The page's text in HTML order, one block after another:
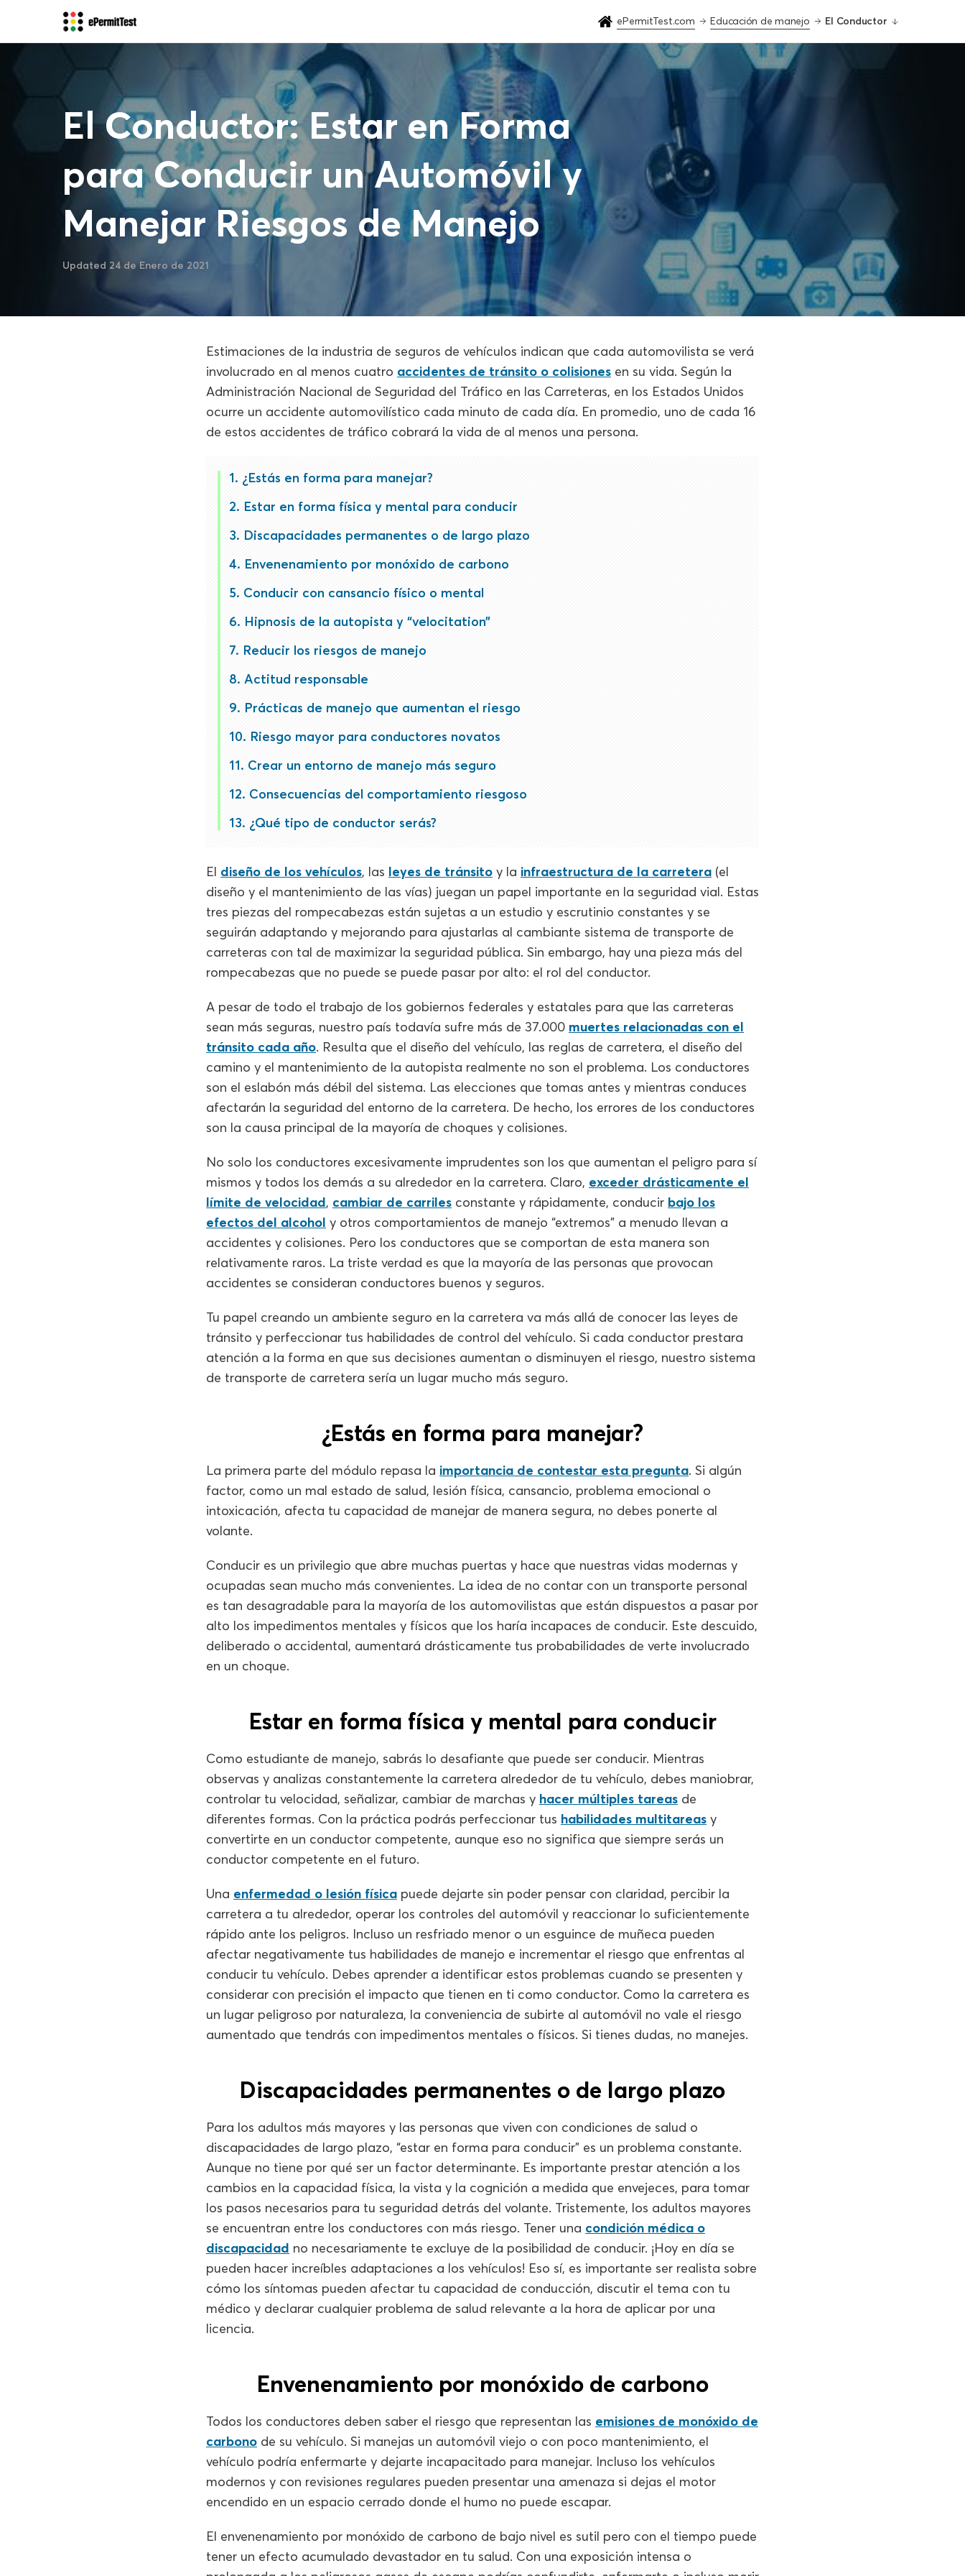
ePermitTest.com Educación de manejo El Conductor
El Conductor: Estar en Forma
para Conducir un Automóvil y
Manejar Riesgos de Manejo
Updated 24 de Enero de 2021
Estimaciones de la industria de seguros de vehículos indican que cada automovilista se verá
involucrado en al menos cuatro accidentes de tránsito o colisiones en su vida. Según la
Administración Nacional de Seguridad del Tráfico en las Carreteras, en los Estados Unidos
ocurre un accidente automovilístico cada minuto de cada día. En promedio, uno de cada 16
de estos accidentes de tráfico cobrará la vida de al menos una persona.
¿Estás en forma para manejar?
Estar en forma física y mental para conducir
Discapacidades permanentes o de largo plazo
Envenenamiento por monóxido de carbono
Conducir con cansancio físico o mental
Hipnosis de la autopista y “velocitation”
Reducir los riesgos de manejo
Actitud responsable
Prácticas de manejo que aumentan el riesgo
Riesgo mayor para conductores novatos
Crear un entorno de manejo más seguro
Consecuencias del comportamiento riesgoso
¿Qué tipo de conductor serás?
El diseño de los vehículos, las leyes de tránsito y la infraestructura de la carretera (el
diseño y el mantenimiento de las vías) juegan un papel importante en la seguridad vial. Estas
tres piezas del rompecabezas están sujetas a un estudio y escrutinio constantes y se
seguirán adaptando y mejorando para ajustarlas al cambiante sistema de transporte de
carreteras con tal de maximizar la seguridad pública. Sin embargo, hay una pieza más del
rompecabezas que no puede se puede pasar por alto: el rol del conductor.
A pesar de todo el trabajo de los gobiernos federales y estatales para que las carreteras
sean más seguras, nuestro país todavía sufre más de 37.000 muertes relacionadas con el
tránsito cada año. Resulta que el diseño del vehículo, las reglas de carretera, el diseño del
camino y el mantenimiento de la autopista realmente no son el problema. Los conductores
son el eslabón más débil del sistema. Las elecciones que tomas antes y mientras conduces
afectarán la seguridad del entorno de la carretera. De hecho, los errores de los conductores
son la causa principal de la mayoría de choques y colisiones.
No solo los conductores excesivamente imprudentes son los que aumentan el peligro para sí
mismos y todos los demás a su alrededor en la carretera. Claro, exceder drásticamente el
límite de velocidad, cambiar de carriles constante y rápidamente, conducir bajo los
efectos del alcohol y otros comportamientos de manejo “extremos” a menudo llevan a
accidentes y colisiones. Pero los conductores que se comportan de esta manera son
relativamente raros. La triste verdad es que la mayoría de las personas que provocan
accidentes se consideran conductores buenos y seguros.
Tu papel creando un ambiente seguro en la carretera va más allá de conocer las leyes de
tránsito y perfeccionar tus habilidades de control del vehículo. Si cada conductor prestara
atención a la forma en que sus decisiones aumentan o disminuyen el riesgo, nuestro sistema
de transporte de carretera sería un lugar mucho más seguro.
¿Estás en forma para manejar?
La primera parte del módulo repasa la importancia de contestar esta pregunta. Si algún
factor, como un mal estado de salud, lesión física, cansancio, problema emocional o
intoxicación, afecta tu capacidad de manejar de manera segura, no debes ponerte al
volante.
Conducir es un privilegio que abre muchas puertas y hace que nuestras vidas modernas y
ocupadas sean mucho más convenientes. La idea de no contar con un transporte personal
es tan desagradable para la mayoría de los automovilistas que están dispuestos a pasar por
alto los impedimentos mentales y físicos que los haría incapaces de conducir. Este descuido,
deliberado o accidental, aumentará drásticamente tus probabilidades de verte involucrado
en un choque.
Estar en forma física y mental para conducir
Como estudiante de manejo, sabrás lo desafiante que puede ser conducir. Mientras
observas y analizas constantemente la carretera alrededor de tu vehículo, debes maniobrar,
controlar tu velocidad, señalizar, cambiar de marchas y hacer múltiples tareas de
diferentes formas. Con la práctica podrás perfeccionar tus habilidades multitareas y
convertirte en un conductor competente, aunque eso no significa que siempre serás un
conductor competente en el futuro.
Una enfermedad o lesión física puede dejarte sin poder pensar con claridad, percibir la
carretera a tu alrededor, operar los controles del automóvil y reaccionar lo suficientemente
rápido ante los peligros. Incluso un resfriado menor o un esguince de muñeca pueden
afectar negativamente tus habilidades de manejo e incrementar el riesgo que enfrentas al
conducir tu vehículo. Debes aprender a identificar estos problemas cuando se presenten y
considerar con precisión el impacto que tienen en ti como conductor. Como la carretera es
un lugar peligroso por naturaleza, la conveniencia de subirte al automóvil no vale el riesgo
aumentado que tendrás con impedimentos mentales o físicos. Si tienes dudas, no manejes.
Discapacidades permanentes o de largo plazo
Para los adultos más mayores y las personas que viven con condiciones de salud o
discapacidades de largo plazo, “estar en forma para conducir” es un problema constante.
Aunque no tiene por qué ser un factor determinante. Es importante prestar atención a los
cambios en la capacidad física, la vista y la cognición a medida que envejeces, para tomar
los pasos necesarios para tu seguridad detrás del volante. Tristemente, los adultos mayores
se encuentran entre los conductores con más riesgo. Tener una condición médica o
discapacidad no necesariamente te excluye de la posibilidad de conducir. ¡Hoy en día se
pueden hacer increíbles adaptaciones a los vehículos! Eso sí, es importante ser realista sobre
cómo los síntomas pueden afectar tu capacidad de conducción, discutir el tema con tu
médico y declarar cualquier problema de salud relevante a la hora de aplicar por una
licencia.
Envenenamiento por monóxido de carbono
Todos los conductores deben saber el riesgo que representan las emisiones de monóxido de
carbono de su vehículo. Si manejas un automóvil viejo o con poco mantenimiento, el
vehículo podría enfermarte y dejarte incapacitado para manejar. Incluso los vehículos
modernos y con revisiones regulares pueden presentar una amenaza si dejas el motor
encendido en un espacio cerrado donde el humo no puede escapar.
El envenenamiento por monóxido de carbono de bajo nivel es sutil pero con el tiempo puede
tener un efecto acumulado devastador en tu salud. Con una exposición intensa o